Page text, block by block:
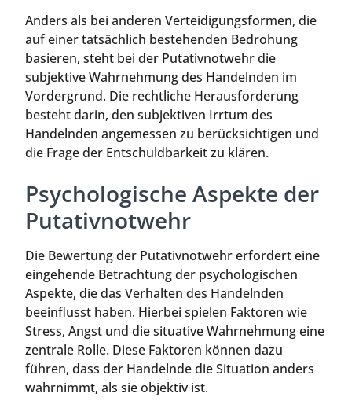
Anders als bei anderen Verteidigungsformen, die
auf einer tatsächlich bestehenden Bedrohung
basieren, steht bei der Putativnotwehr die
subjektive Wahrnehmung des Handelnden im
Vordergrund. Die rechtliche Herausforderung
besteht darin, den subjektiven Irrtum des
Handelnden angemessen zu berücksichtigen und
die Frage der Entschuldbarkeit zu klären.
Psychologische Aspekte der
Putativnotwehr
Die Bewertung der Putativnotwehr erfordert eine
eingehende Betrachtung der psychologischen
Aspekte, die das Verhalten des Handelnden
beeinflusst haben. Hierbei spielen Faktoren wie
Stress, Angst und die situative Wahrnehmung eine
zentrale Rolle. Diese Faktoren können dazu
führen, dass der Handelnde die Situation anders
wahrnimmt, als sie objektiv ist.